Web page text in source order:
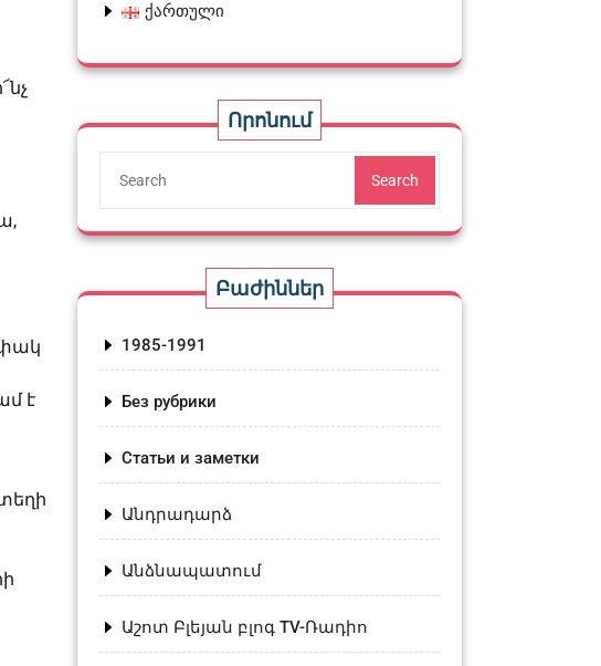
փակ
է
ქართული
Որոնում
Search
Բաժիններ
1985-1991
Без рубрики
Статьи и заметки
Անդրադարձ
Անձնապատում
Աշոտ Բլեյան բլոգ TV-Ռադիո